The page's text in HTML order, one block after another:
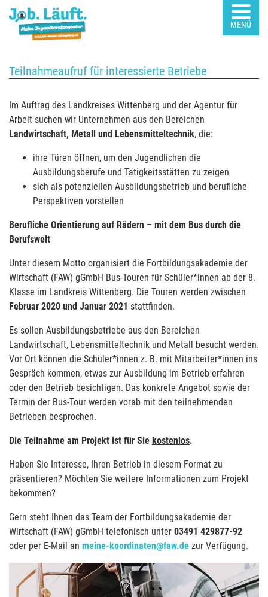
MENÜ
Teilnahmeaufruf für interessierte Betriebe
Im Auftrag des Landkreises Wittenberg und der Agentur für
Arbeit suchen wir Unternehmen aus den Bereichen
Landwirtschaft, Metall und Lebensmitteltechnik, die:
ihre Türen öffnen, um den Jugendlichen die
Ausbildungsberufe und Tätigkeitsstätten zu zeigen
sich als potenziellen Ausbildungsbetrieb und berufliche
Perspektiven vorstellen
Berufliche Orientierung auf Rädern – mit dem Bus durch die
Berufswelt
Unter diesem Motto organisiert die Fortbildungsakademie der
Wirtschaft (FAW) gGmbH Bus-Touren für Schüler*innen ab der 8.
Klasse im Landkreis Wittenberg. Die Touren werden zwischen
Februar 2020 und Januar 2021 stattfinden.
Es sollen Ausbildungsbetriebe aus den Bereichen
Landwirtschaft, Lebensmitteltechnik und Metall besucht werden.
Vor Ort können die Schüler*innen z. B. mit Mitarbeiter*innen ins
Gespräch kommen, etwas zur Ausbildung im Betrieb erfahren
oder den Betrieb besichtigen. Das konkrete Angebot sowie der
Termin der Bus-Tour werden vorab mit den teilnehmenden
Betrieben besprochen.
Die Teilnahme am Projekt ist für Sie kostenlos.
Haben Sie Interesse, Ihren Betrieb in diesem Format zu
präsentieren? Möchten Sie weitere Informationen zum Projekt
bekommen?
Gern steht Ihnen das Team der Fortbildungsakademie der
Wirtschaft (FAW) gGmbH telefonisch unter 03491 429877-92
oder per E-Mail an meine-koordinaten@faw.de zur Verfügung.